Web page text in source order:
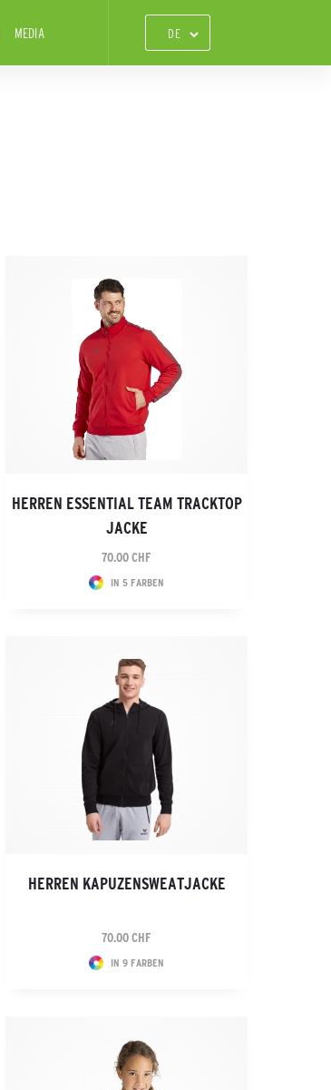
MEDIA
HERREN ESSENTIAL TEAM TRACKTOP
JACKE
70.00 CHF
IN 5 FARBEN
HERREN KAPUZENSWEATJACKE
70.00 CHF
IN 9 FARBEN